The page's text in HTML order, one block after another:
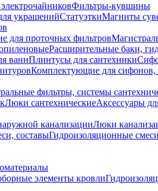
Фильтры-кувшины
украшенийСтатуэткиМагниты
для проточных фильтров
Расширительные баки,
ваннПлинтусы для сантехники
Комплектующие для сифонов,
фильтры, системы
Люки сантехническиеАксессуары
канализацииЛюки
составыГидроизоляционные смеси
элементы кровли